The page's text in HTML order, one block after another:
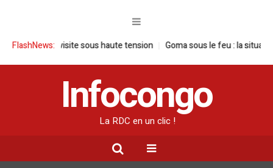
FlashNews:
visite sous haute tension Goma sous le feu : la situation
Infocongo
La RDC en un clic !